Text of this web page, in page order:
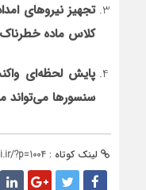
تجهیز نیروهای
کلاس ماده
پایش لحظه‌ای
سنسورها می‌تواند
لینک کوتاه : ?p=1004